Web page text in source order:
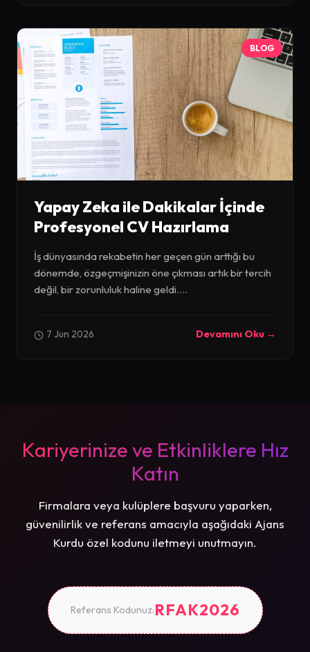
BLOG
Yapay Zeka ile Dakikalar İçinde
Profesyonel CV Hazırlama
İş dünyasında rekabetin her geçen gün arttığı bu
dönemde, özgeçmişinizin öne çıkması artık bir tercih
değil, bir zorunluluk haline geldi....
7 Jun 2026 Devamını Oku →
Kariyerinize ve Etkinliklere Hız
Katın
Firmalara veya kulüplere başvuru yaparken,
güvenilirlik ve referans amacıyla aşağıdaki Ajans
Kurdu özel kodunu iletmeyi unutmayın.
Referans Kodunuz:RFAK2026